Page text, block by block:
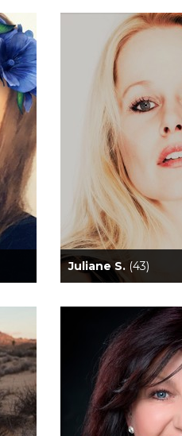
Juliane S. (43)